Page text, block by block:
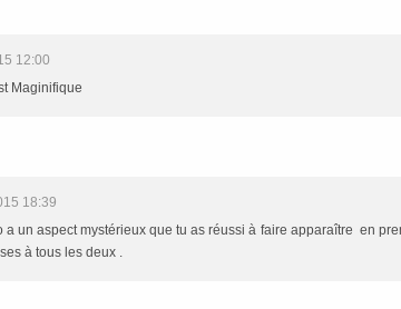
12:00
Maginifique
18:39
a un aspect mystérieux que tu as réussi à faire apparaître en
à tous les deux .